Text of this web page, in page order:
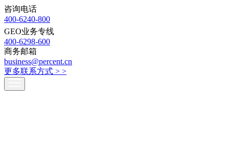
咨询电话
400-6240-800
GEO业务专线
400-6298-600
商务邮箱
business@percent.cn
更多联系方式 > >